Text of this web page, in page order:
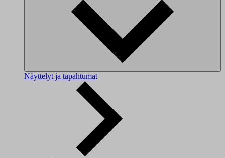
Näyttelyt ja tapahtumat